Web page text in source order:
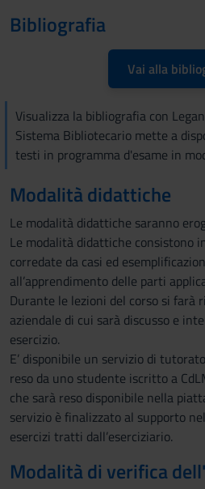
Bibliografia
Vai alla
Visualizza la bibliografia con
Sistema Bibliotecario mette a
testi in programma d'esame in
Modalità didattiche
Le modalità didattiche saranno
Le modalità didattiche consistono
corredate da casi ed
all’apprendimento delle parti
Durante le lezioni del corso si farà
aziendale di cui sarà discusso e
esercizio.
E’ disponibile un servizio di
reso da uno studente iscritto a
che sarà reso disponibile nella
servizio è finalizzato al supporto
esercizi tratti dall’eserciziario.
Modalità di verifica